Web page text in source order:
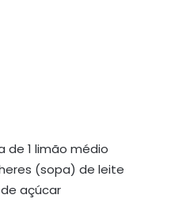
de 1 limão médio
(sopa) de leite
de açúcar